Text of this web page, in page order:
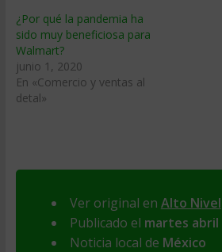
¿Por qué la pandemia ha
sido muy beneficiosa para
Walmart?
junio 1, 2020
En «Comercio y ventas al
detal»
Ver original en Alto Nivel
Publicado el martes abril
Noticia local de México